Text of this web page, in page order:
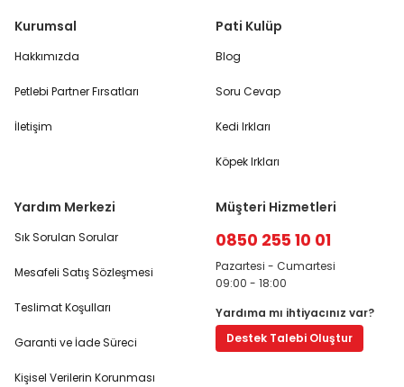
Kurumsal
Hakkımızda
Petlebi Partner Fırsatları
İletişim
Pati Kulüp
Blog
Soru Cevap
Kedi Irkları
Köpek Irkları
Yardım Merkezi
Sık Sorulan Sorular
Mesafeli Satış Sözleşmesi
Teslimat Koşulları
Garanti ve İade Süreci
Kişisel Verilerin Korunması
Müşteri Hizmetleri
0850 255 10 01
Pazartesi - Cumartesi
09:00 - 18:00
Yardıma mı ihtiyacınız var?
Destek Talebi Oluştur